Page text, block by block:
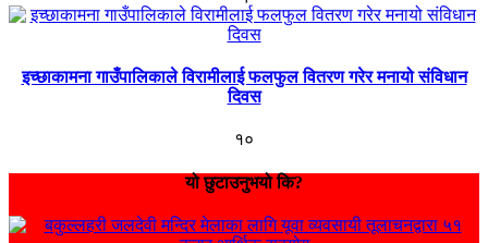
इच्छाकामना गाउँपालिकाले विरामीलाई फलफुल वितरण गरेर मनायो संविधान
दिवस
१०
यो छुटाउनुभयो कि?